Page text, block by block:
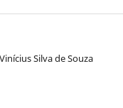
Silva de Souza